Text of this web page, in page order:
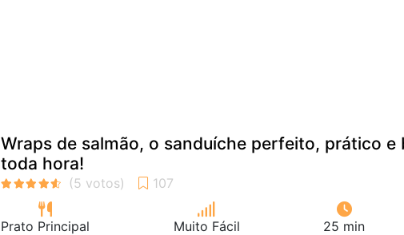
Wraps de salmão, o sanduíche perfeito, prático e
toda hora!
Prato Principal Muito Fácil 25 min